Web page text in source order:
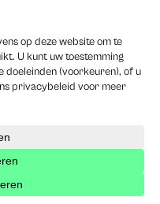
hoogte
nieuwsbrief